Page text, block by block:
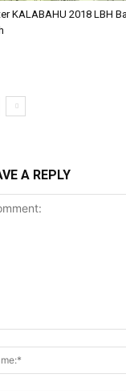
KALABAHU 2018 LBH
A REPLY